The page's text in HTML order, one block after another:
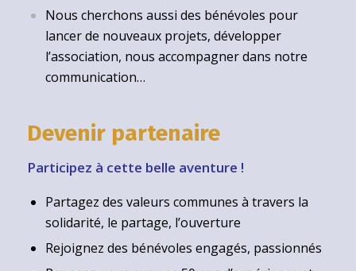
Nous cherchons aussi des bénévoles pour
lancer de nouveaux projets, développer
l’association, nous accompagner dans notre
communication…
Devenir partenaire
Participez à cette belle aventure !
Partagez des valeurs communes à travers la
solidarité, le partage, l’ouverture
Rejoignez des bénévoles engagés, passionnés